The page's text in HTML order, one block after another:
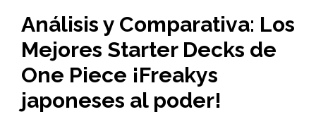
Análisis y Comparativa: Los
Mejores Starter Decks de
One Piece ¡Freakys
japoneses al poder!